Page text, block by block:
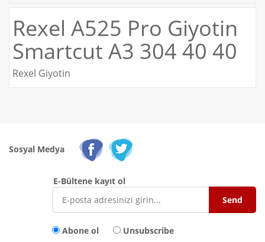
Rexel A525 Pro Giyotin
Smartcut A3 304 40 40
Rexel Giyotin
Sosyal Medya
E-Bültene kayıt ol
Abone ol Unsubscribe